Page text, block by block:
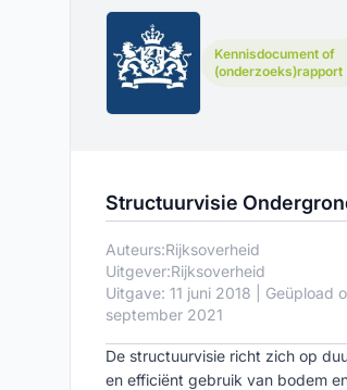
Kennisdocument of
(onderzoeks)rapport
Structuurvisie
Auteurs:Rijksoverheid
Uitgever:Rijksoverheid
Uitgave: 11 juni 2018 | Geüpload
september 2021
De structuurvisie richt zich op
en efficiënt gebruik van bodem